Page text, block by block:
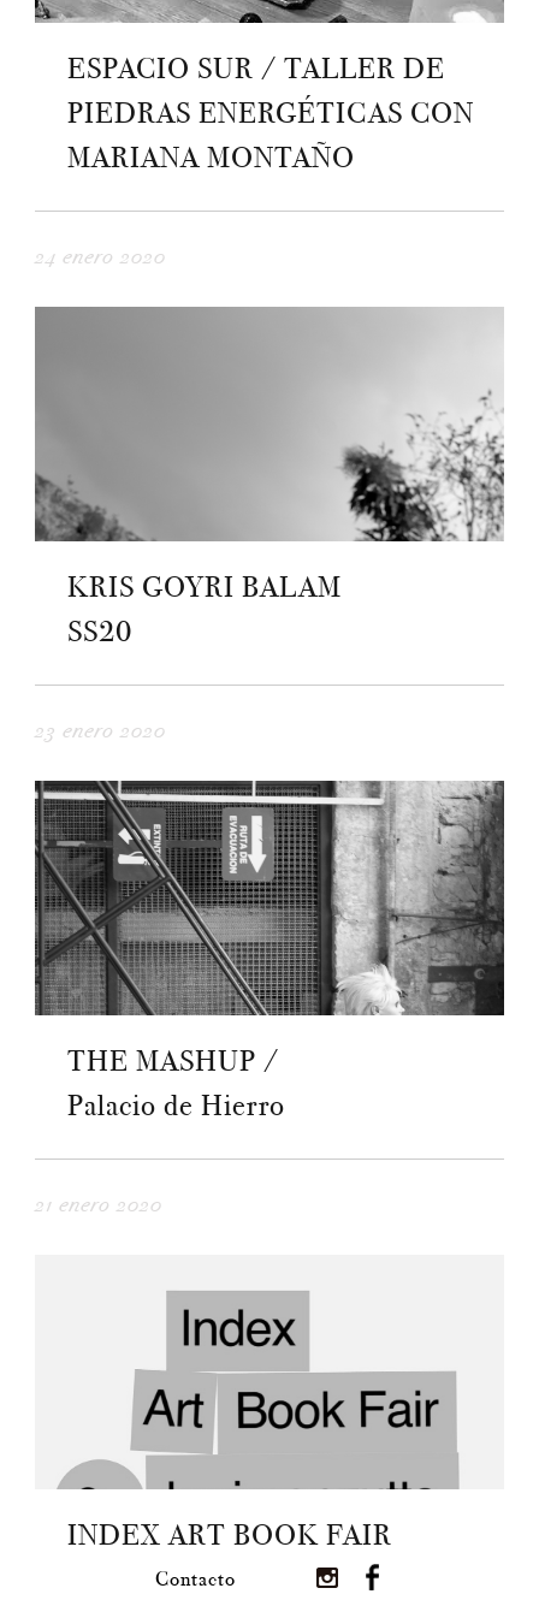
Contacto
ESPACIO SUR / TALLER DE
PIEDRAS ENERGÉTICAS CON
MARIANA MONTAÑO
24 enero 2020
KRIS GOYRI BALAM
SS20
23 enero 2020
THE MASHUP /
Palacio de Hierro
21 enero 2020
INDEX ART BOOK FAIR